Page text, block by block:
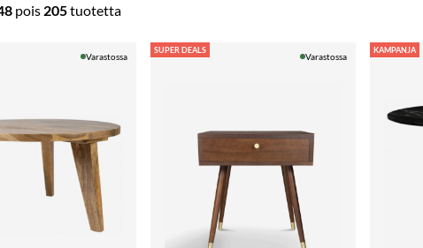
pois 205tuotetta
Varastossa
SUPER DEALS
Varastossa
KAMPANJA